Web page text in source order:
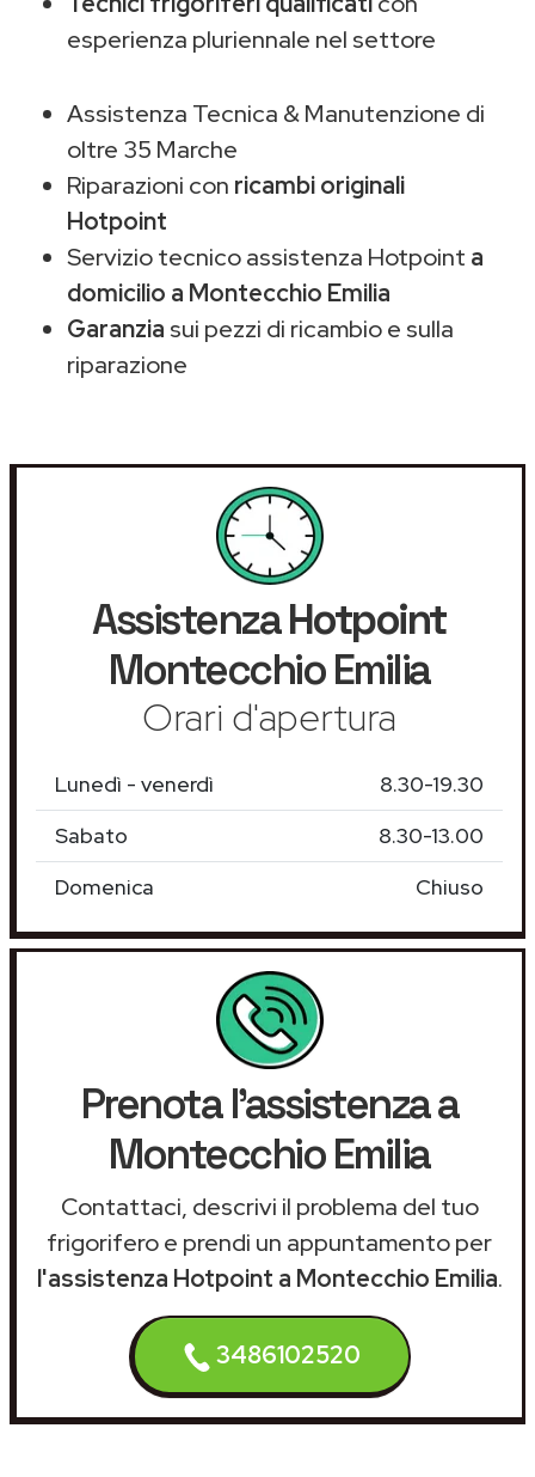
esperienza pluriennale nel settore
Assistenza Tecnica & Manutenzione di
oltre 35 Marche
Riparazioni con ricambi originali
Hotpoint
Servizio tecnico assistenza Hotpoint a
domicilio a Montecchio Emilia
Garanzia sui pezzi di ricambio e sulla
riparazione
AssistenzaHotpoint
Montecchio Emilia
Orari d'apertura
Lunedì - venerdì
8.30-19.30
Sabato
8.30-13.00
Domenica
Chiuso
Prenota l'assistenza a
Montecchio Emilia
Contattaci, descrivi il problema del tuo
frigorifero e prendi un appuntamento per
l'assistenza Hotpoint a Montecchio Emilia.
3486102520